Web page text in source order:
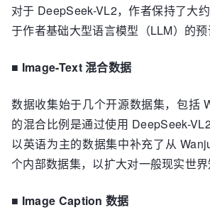
对于 DeepSeek-VL2，作者保持了大
于作者基础大型语言模型（LLM）的预
■ Image-Text 混合数据
数据收集始于几个开源数据集，包括
的混合比例是通过使用 DeepSeek-
以英语为主的数据集中补充了从
个内部数据集，以扩大对一般现实世界
■ Image Caption 数据